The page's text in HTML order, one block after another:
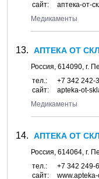
сайт:
аптека-от-
Медикаменты
АПТЕКА ОТ
Россия, 614090, г.
тел.:
+7 342 242-
сайт:
apteka-ot-
Медикаменты
АПТЕКА ОТ
Россия, 614064, г.
тел.:
+7 342 249-
сайт: